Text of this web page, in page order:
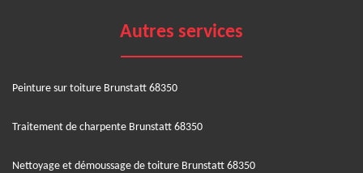
Autres services
Peinture sur toiture Brunstatt 68350
Traitement de charpente Brunstatt 68350
Nettoyage et démoussage de toiture Brunstatt 68350